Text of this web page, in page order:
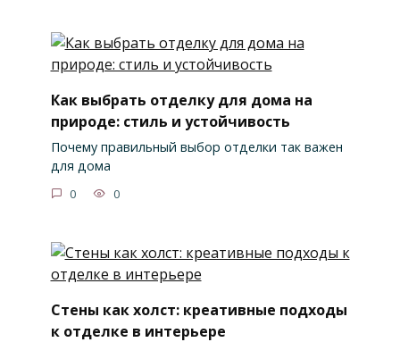
Как выбрать отделку для дома на
природе: стиль и устойчивость
Почему правильный выбор отделки так важен
для дома
0 0
Стены как холст: креативные подходы
к отделке в интерьере